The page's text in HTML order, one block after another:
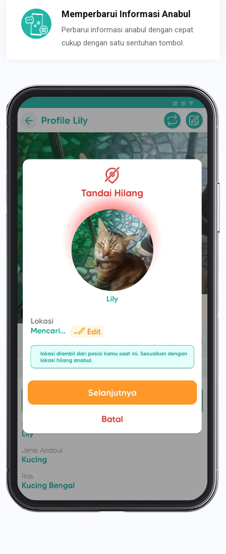
Memperbarui Informasi Anabul
Perbarui informasi anabul dengan cepat
cukup dengan satu sentuhan tombol.